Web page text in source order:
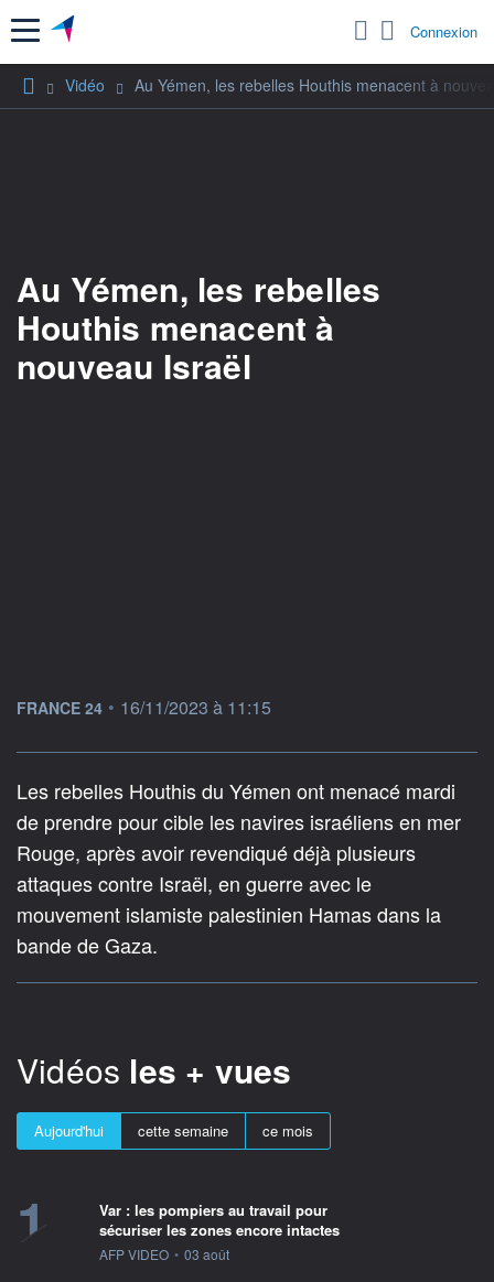
Menu Connexion
Vidéo Au Yémen, les rebelles Houthis menacent à
Au Yémen, les rebelles
Houthis menacent à
nouveau Israël
information fournie par
FRANCE 24 • 16/11/2023 à 11:15
Les rebelles Houthis du Yémen ont menacé mardi
de prendre pour cible les navires israéliens en mer
Rouge, après avoir revendiqué déjà plusieurs
attaques contre Israël, en guerre avec le
mouvement islamiste palestinien Hamas dans la
bande de Gaza.
Vidéos les + vues
Aujourd'hui cette semaine ce mois
1
Var : les pompiers au travail pour
sécuriser les zones encore intactes
information fournie par
AFP VIDEO • 03 août